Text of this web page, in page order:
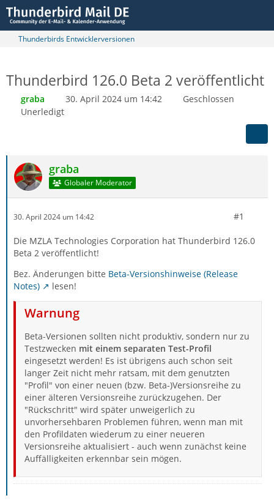
Thunderbirds Entwicklerversionen
Thunderbird 126.0 Beta 2 veröffentlicht
graba 30. April 2024 um 14:42
Geschlossen
Unerledigt
graba
Globaler Moderator
30. April 2024 um 14:42 #1
Die MZLA Technologies Corporation hat Thunderbird 126.0
Beta 2 veröffentlicht!
Bez. Änderungen bitte Beta-Versionshinweise (Release
Notes)
lesen!
Warnung
Beta-Versionen sollten nicht produktiv, sondern nur zu
Testzwecken mit einem separaten Test-Profil
eingesetzt werden! Es ist übrigens auch schon seit
langer Zeit nicht mehr ratsam, mit dem genutzten
"Profil" von einer neuen (bzw. Beta-)Versionsreihe zu
einer älteren Versionsreihe zurückzugehen. Der
"Rückschritt" wird später unweigerlich zu
unvorhersehbaren Problemen führen, wenn man mit
den Profildaten wiederum zu einer neueren
Versionsreihe aktualisiert - auch wenn zunächst keine
Auffälligkeiten erkennbar sein mögen.